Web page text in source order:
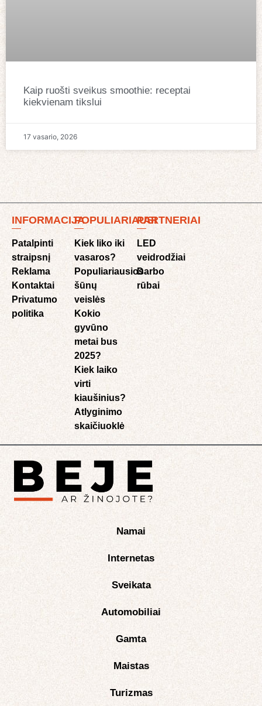
Kaip ruošti sveikus smoothie: receptai
kiekvienam tikslui
17 vasario, 2026
INFORMACIJA
Patalpinti
straipsnį
Reklama
Kontaktai
Privatumo
politika
POPULIARIAUSI
Kiek liko iki
vasaros?
Populiariausios
šūnų
veislės
Kokio
gyvūno
metai bus
2025?
Kiek laiko
virti
kiaušinius?
Atlyginimo
skaičiuoklė​
PARTNERIAI
LED
veidrodžiai
Darbo
rūbai
Namai
Internetas
Sveikata
Automobiliai
Gamta
Maistas
Turizmas